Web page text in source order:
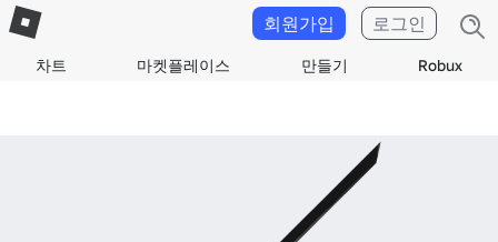
차트 마켓플레이스 만들기 Robux
회원가입 로그인